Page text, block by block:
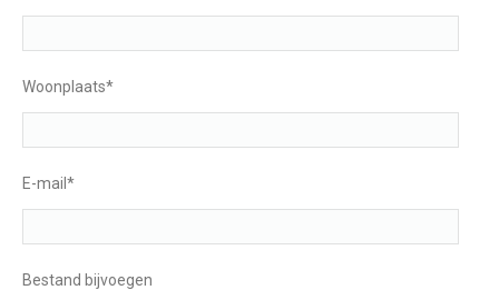
Woonplaats*
E-mail*
Bestand bijvoegen